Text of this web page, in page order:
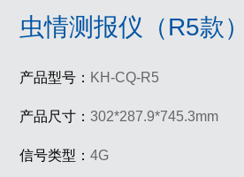
虫情测报仪（R5款
产品型号： KH-CQ-R5
产品尺寸：302*287.9*745.3mm
信号类型：4G